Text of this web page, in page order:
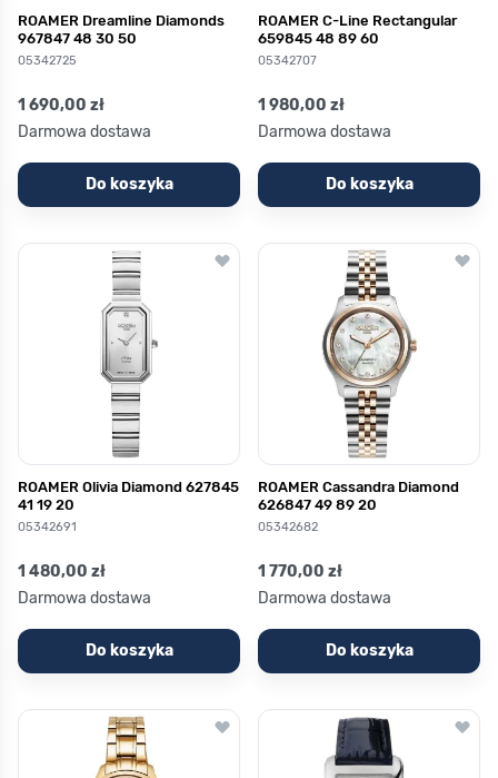
ROAMER Dreamline Diamonds
967847 48 30 50
05342725
1 690,00 zł
Darmowa dostawa
Do koszyka
ROAMER C-Line Rectangular
659845 48 89 60
05342707
1 980,00 zł
Darmowa dostawa
Do koszyka
ROAMER Olivia Diamond 627845
41 19 20
05342691
1 480,00 zł
Darmowa dostawa
Do koszyka
ROAMER Cassandra Diamond
626847 49 89 20
05342682
1 770,00 zł
Darmowa dostawa
Do koszyka